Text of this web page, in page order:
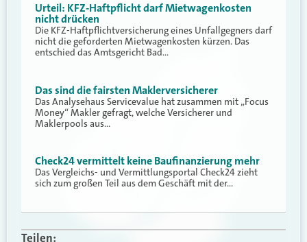
Urteil: KFZ-Haftpflicht darf Mietwagenkosten
nicht drücken
Die KFZ-Haftpflichtversicherung eines Unfallgegners darf
nicht die geforderten Mietwagenkosten kürzen. Das
entschied das Amtsgericht Bad…
Das sind die fairsten Maklerversicherer
Das Analysehaus Servicevalue hat zusammen mit „Focus
Money“ Makler gefragt, welche Versicherer und
Maklerpools aus…
Check24 vermittelt keine Baufinanzierung mehr
Das Vergleichs- und Vermittlungsportal Check24 zieht
sich zum großen Teil aus dem Geschäft mit der…
Teilen: